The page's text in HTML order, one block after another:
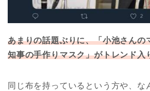
あまりの話題ぶりに、「小池さんの
知事の手作りマスク」がトレンド入
同じ布を持っているという方や、な